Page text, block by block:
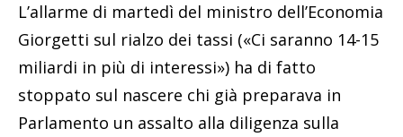
L’allarme di martedì del ministro dell’Economia
Giorgetti sul rialzo dei tassi («Ci saranno 14-15
miliardi in più di interessi») ha di fatto
stoppato sul nascere chi già preparava in
Parlamento un assalto alla diligenza sulla